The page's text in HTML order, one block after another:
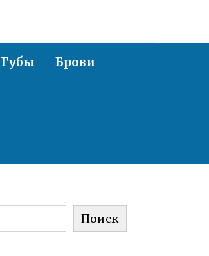
Губы Брови
Поиск